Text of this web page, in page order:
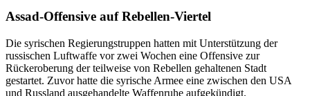
Assad-Offensive auf Rebellen-Viertel
Die syrischen Regierungstruppen hatten mit Unterstützung der
russischen Luftwaffe vor zwei Wochen eine Offensive zur
Rückeroberung der teilweise von Rebellen gehaltenen Stadt
gestartet. Zuvor hatte die syrische Armee eine zwischen den USA
und Russland ausgehandelte Waffenruhe aufgekündigt.